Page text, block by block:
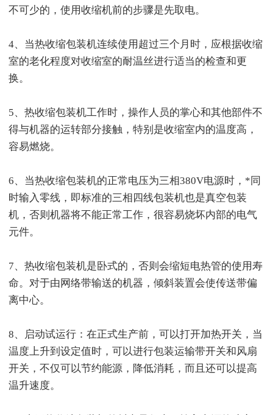
不可少的，使用收缩机前的步骤是先取电。
4、当热收缩包装机连续使用超过三个月时，应根据收缩
室的老化程度对收缩室的耐温丝进行适当的检查和更
换。
5、热收缩包装机工作时，操作人员的掌心和其他部件不
得与机器的运转部分接触，特别是收缩室内的温度高，
容易燃烧。
6、当热收缩包装机的正常电压为三相380V电源时，*同
时输入零线，即标准的三相四线包装机也是真空包装
机，否则机器将不能正常工作，很容易烧坏内部的电气
元件。
7、热收缩包装机是卧式的，否则会缩短电热管的使用寿
命。对于由网络带输送的机器，倾斜装置会使传送带偏
离中心。
8、启动试运行：在正式生产前，可以打开加热开关，当
温度上升到设定值时，可以进行包装运输带开关和风扇
开关，不仅可以节约能源，降低消耗，而且还可以提高
温升速度。